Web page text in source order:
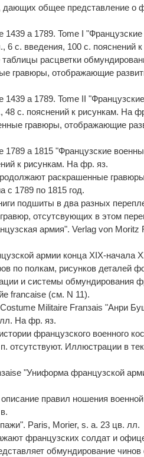
общее представление о
1439 а 1789. Tome I
6 с. введения, 100 с. пояснений
расцветки
гравюры, отображающие
1439 а 1789. Tome II
48 с. пояснений к рисункам. На
гравюры, отображающие
1789 а 1815 "Французские
к рисункам. На фр. яз.
раскрашенные
с 1789 по 1815 год.
подшиты в два разных
отсутсвующих в этом
армия". Verlag von Moritz
армии конца XIX-начала
по полкам, рисунков деталей
и системы обмундирования
francaise (см. N 11).
Militaire Franзais "Анри
На фр. яз.
французского военного
отсутствуют. Иллюстрации в
"Униформа французской
правил ношения
Paris, Morier, s. a. 23 цв. лл.
французских солдат и
обмундирование чинов